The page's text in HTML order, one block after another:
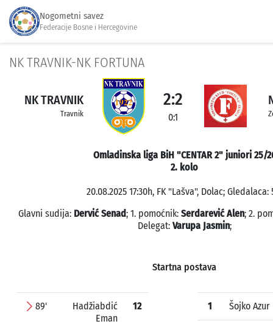
Nogometni savez
Federacije Bosne i Hercegovine
NK TRAVNIK-NK FORTUNA
NK TRAVNIK
Travnik
2:2
0:1
Omladinska liga BiH "CENTAR 2" juniori 25/
2. kolo
20.08.2025 17:30h, FK "Lašva", Dolac; Gledalaca:
Glavni sudija: Dervić Senad; 1. pomoćnik: Serdarević Alen; 2.
Delegat: Varupa Jasmin;
Startna postava
89'
Hadžiabdić
Eman
12 1 Šojko Azur